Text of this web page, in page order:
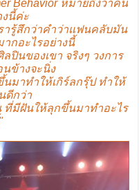
Behavior หมายถึงว่าคน
งนี้ค่ะ
ารู้สึกว่าคำว่าแฟนคลับมัน
กอะไรอย่างนี้
ปินของเขา จริงๆ วงการ
นข้างจะนิ่ง
มาทำให้เกิร์ลกรุ๊ป ทำให้
ดีกว่า
ที่มีฝันให้ลุกขึ้นมาทำอะไร